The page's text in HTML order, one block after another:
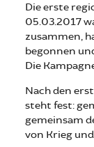
Die erste
05.03.2017
zusammen,
begonnen
Die
Nach den
steht fest:
gemeinsam
von Krieg